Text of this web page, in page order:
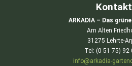
Kontakt
ARKADIA – Das
Am Alten
31275 Lehrte-
Tel: (0 51 75) 92
info@arkadia-